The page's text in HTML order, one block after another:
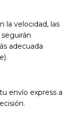
la velocidad, las
adecuada
envío express a